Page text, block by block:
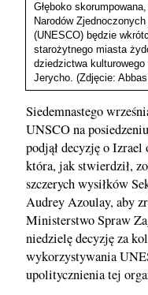
Głęboko
Narodów
(UNESCO) będzie
starożytnego miasta
dziedzictwa
Jerycho. (Zdjęcie:
Siedemnastego
UNSCO na
podjął decyzję o
która, jak stwierdził,
szczerych wysiłków
Audrey Azoulay, aby
Ministerstwo Spraw
niedzielę decyzję za
wykorzystywania
upolitycznienia tej